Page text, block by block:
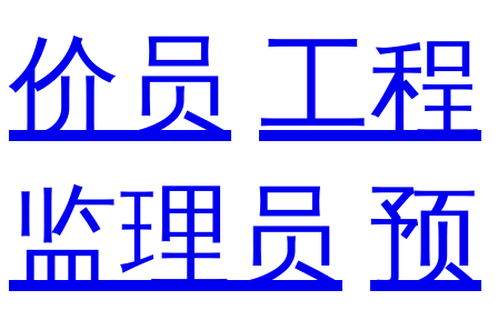
价员 工程
监理员 预